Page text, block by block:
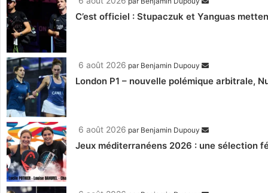
C’est officiel : Stupaczuk et Yanguas
6 août 2026 par Benjamin Dupouy
London P1 – nouvelle polémique arbitrale,
6 août 2026 par Benjamin Dupouy
Jeux méditerranéens 2026 : une sélection